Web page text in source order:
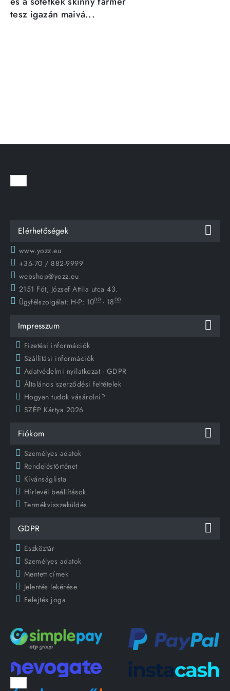
tesz igazán maivá...
Elérhetőségek
www.yozz.eu
+36-70 / 882-9999
webshop@yozz.eu
2151 Fót, József Attila utca 43.
Ügyfélszolgálat: H-P: 1000 - 1800
Impresszum
Fizetési információk
Szállítási információk
Adatvédelmi nyilatkozat - GDPR
Általános szerződési feltételek
Hogyan tudok vásárolni?
SZÉP Kártya 2026
Fiókom
Személyes adatok
Rendeléstörténet
Kívánságlista
Hírlevél beállítások
Termékvisszaküldés
GDPR
Eszköztár
Személyes adatok
Mentett címek
Jelentés lekérése
Felejtés joga